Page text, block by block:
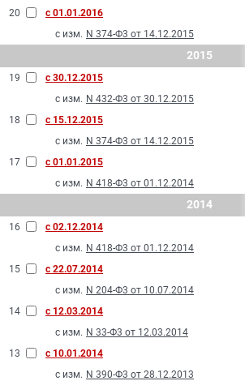
20
с 01.01.2016
с изм. N 374-Ф3 от 14.12.2015
2015
19
с 30.12.2015
с изм. N 432-Ф3 от 30.12.2015
18
с 15.12.2015
с изм. N 374-Ф3 от 14.12.2015
17
с 01.01.2015
с изм. N 418-Ф3 от 01.12.2014
2014
16
с 02.12.2014
с изм. N 418-Ф3 от 01.12.2014
15
с 22.07.2014
с изм. N 204-Ф3 от 10.07.2014
14
с 12.03.2014
с изм. N 33-Ф3 от 12.03.2014
13
с 10.01.2014
с изм. N 390-Ф3 от 28.12.2013